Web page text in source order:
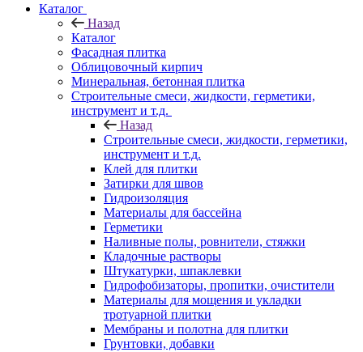
Каталог
Назад
Каталог
Фасадная плитка
Облицовочный кирпич
Минеральная, бетонная плитка
Строительные смеси, жидкости, герметики,
инструмент и т.д.
Назад
Строительные смеси, жидкости, герметики,
инструмент и т.д.
Клей для плитки
Затирки для швов
Гидроизоляция
Материалы для бассейна
Герметики
Наливные полы, ровнители, стяжки
Кладочные растворы
Штукатурки, шпаклевки
Гидрофобизаторы, пропитки, очистители
Материалы для мощения и укладки
тротуарной плитки
Мембраны и полотна для плитки
Грунтовки, добавки